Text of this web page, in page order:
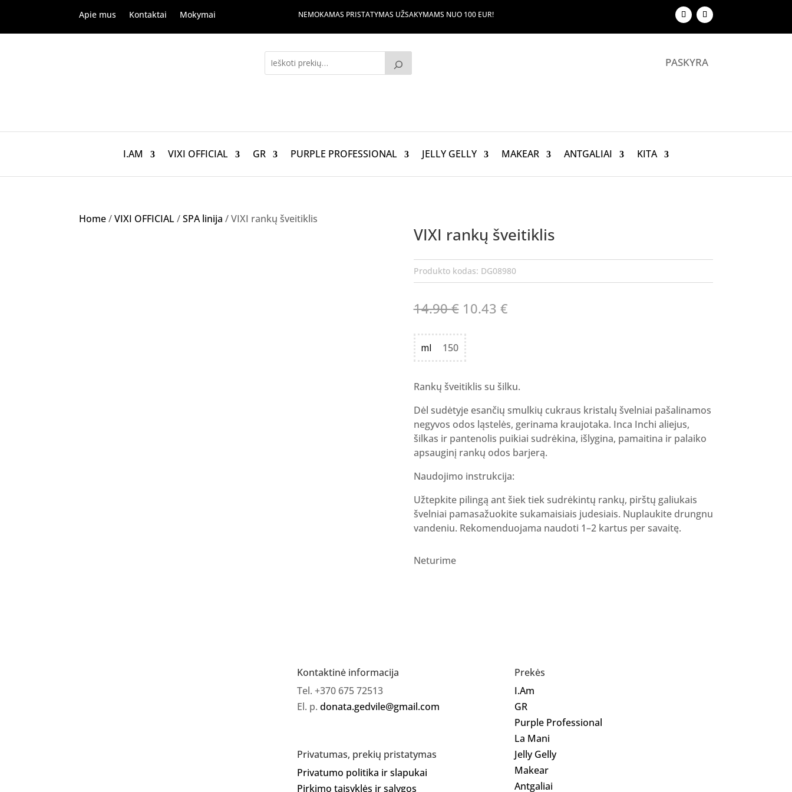
Apie mus Kontaktai Mokymai NEMOKAMAS PRISTATYMAS UŽSAKYMAMS NUO 100 EUR!
PASKYRA
I.AM VIXI OFFICIAL GR PURPLE PROFESSIONAL JELLY GELLY MAKEAR ANTGALIAI KITA
Home/VIXI OFFICIAL/SPA linija / VIXI rankų šveitiklis
VIXI rankų šveitiklis
Produkto kodas: DG08980
14.90€ Original
was:
14.90 €.
10.43 €Current
ml 150
Rankų šveitiklis su šilku.
Dėl sudėtyje esančių smulkių cukraus kristalų švelniai pašalinamos
negyvos odos ląstelės, gerinama kraujotaka. Inca Inchi aliejus,
šilkas ir pantenolis puikiai sudrėkina, išlygina, pamaitina ir palaiko
apsauginį rankų odos barjerą.
Naudojimo instrukcija:
Užtepkite pilingą ant šiek tiek sudrėkintų rankų, pirštų galiukais
švelniai pamasažuokite sukamaisiais judesiais. Nuplaukite drungnu
vandeniu. Rekomenduojama naudoti 1–2 kartus per savaitę.
Neturime
Kontaktinė informacija
Tel. +370 675 72513
El. p. donata.gedvile@gmail.com
Privatumas, prekių pristatymas
Privatumo politika ir slapukai
Pirkimo taisyklės ir sąlygos
Prekės
I.Am
GR
Purple Professional
La Mani
Jelly Gelly
Makear
Antgaliai